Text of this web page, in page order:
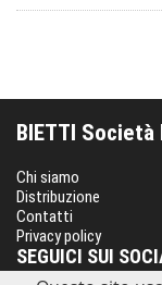
BIETTI
Chi siamo
Distribuzione
Contatti
Privacy policy
SEGUICI SUI